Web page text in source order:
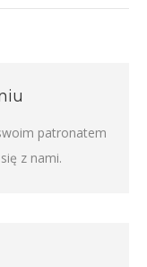
patronatem
z nami.